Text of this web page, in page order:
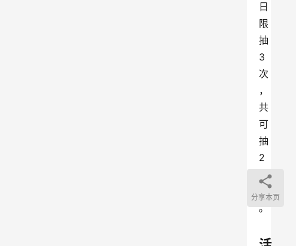
日
限
抽
3
次
，
共
可
抽
2
次
。
分享本页